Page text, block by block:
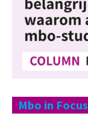
Mbo in Focus